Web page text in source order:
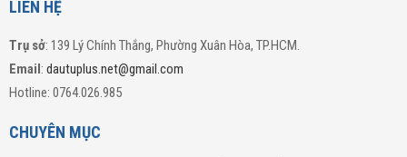
LIÊN HỆ
Trụ sở: 139 Lý Chính Thắng, Phường Xuân Hòa, TP.HCM.
Email: dautuplus.net@gmail.com
Hotline: 0764.026.985
CHUYÊN MỤC